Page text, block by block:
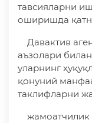
тавсияларни
оширишда
Давактив
аъзолари
уларнинг
қонуний
таклифларни
жамоатчилик